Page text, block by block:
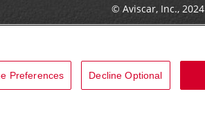
© Aviscar, Inc., 2024
Preferences Decline Optional